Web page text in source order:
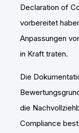
Declaration of
vorbereitet
Anpassungen
in Kraft traten.
Die
die
Compliance